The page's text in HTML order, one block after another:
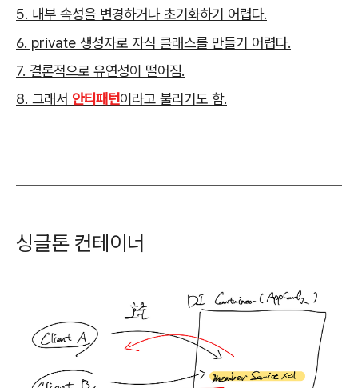
5. 내부 속성을 변경하거나 초기화하기 어렵다.
6. private 생성자로 자식 클래스를 만들기 어렵다.
7. 결론적으로 유연성이 떨어짐.
8. 그래서 안티패턴이라고 불리기도 함.
싱글톤 컨테이너